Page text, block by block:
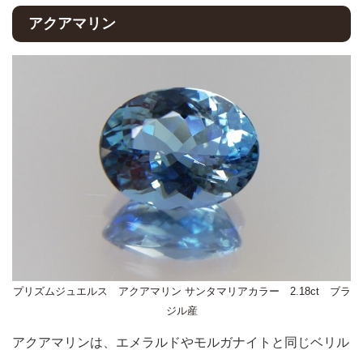
アクアマリン
プリズムジュエルス アクアマリン サンタマリアカラー 2.18ct ブラ
ジル産
アクアマリンは、エメラルドやモルガナイトと同じベリル